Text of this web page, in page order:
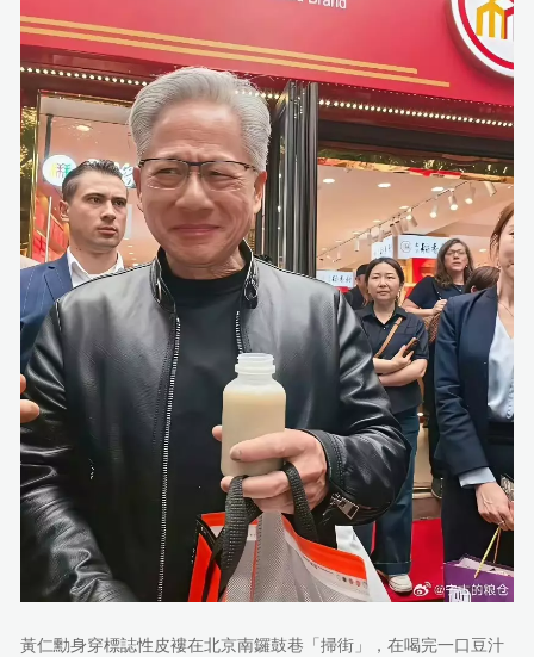
黃仁勳身穿標誌性皮褸在北京南鑼鼓巷「掃街」，在喝完一口豆汁